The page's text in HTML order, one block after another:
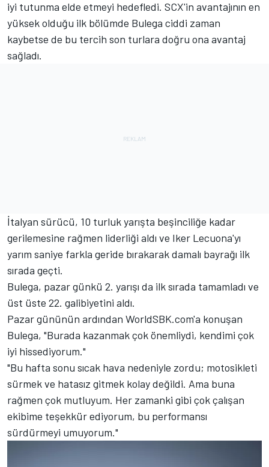
iyi tutunma elde etmeyi hedefledi. SCX'in avantajının en
yüksek olduğu ilk bölümde Bulega ciddi zaman
kaybetse de bu tercih son turlara doğru ona avantaj
sağladı.
İtalyan sürücü, 10 turluk yarışta beşinciliğe kadar
gerilemesine rağmen liderliği aldı ve Iker Lecuona'yı
yarım saniye farkla geride bırakarak damalı bayrağı ilk
sırada geçti.
Bulega, pazar günkü 2. yarışı da ilk sırada tamamladı ve
üst üste 22. galibiyetini aldı.
Pazar gününün ardından WorldSBK.com'a konuşan
Bulega, "Burada kazanmak çok önemliydi, kendimi çok
iyi hissediyorum."
"Bu hafta sonu sıcak hava nedeniyle zordu; motosikleti
sürmek ve hatasız gitmek kolay değildi. Ama buna
rağmen çok mutluyum. Her zamanki gibi çok çalışan
ekibime teşekkür ediyorum, bu performansı
sürdürmeyi umuyorum."